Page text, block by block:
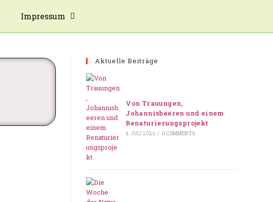
Impressum
Aktuelle Beiträge
Von Trauungen,
Johannisbeeren und einem
Renaturierungsprojekt
4. JULI 2026 / 0 COMMENTS